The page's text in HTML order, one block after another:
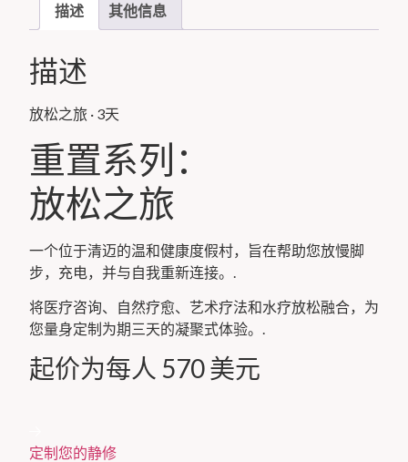
描述 其他信息
描述
放松之旅 · 3天
重置系列：
放松之旅
一个位于清迈的温和健康度假村，旨在帮助您放慢脚
步，充电，并与自我重新连接。.
将医疗咨询、自然疗愈、艺术疗法和水疗放松融合，为
您量身定制为期三天的凝聚式体验。.
起价为每人 570 美元
定制您的静修